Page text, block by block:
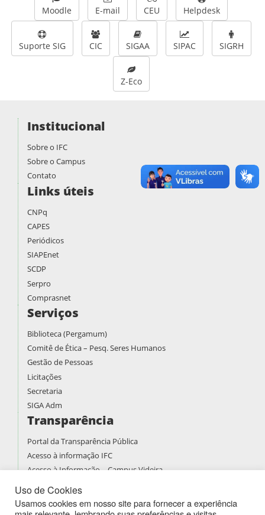
Moodle E-mail CEU Helpdesk
Suporte SIG CIC SIGAA SIPAC SIGRH
Z-Eco
Institucional
Sobre o IFC
Sobre o Campus
Contato
Links úteis
CNPq
CAPES
Periódicos
SIAPEnet
SCDP
Serpro
Comprasnet
Serviços
Biblioteca (Pergamum)
Comitê de Ética – Pesq. Seres Humanos
Gestão de Pessoas
Licitações
Secretaria
SIGA Adm
Transparência
Portal da Transparência Pública
Acesso à informação IFC
Acesso à Informação – Campus Videira
Prestação de contas
PPPI
Uso de Cookies
Usamos cookies em nosso site para fornecer a experiência